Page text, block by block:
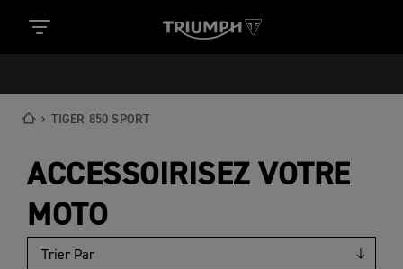
TIGER 850 SPORT
ACCESSOIRISEZ VOTRE
MOTO